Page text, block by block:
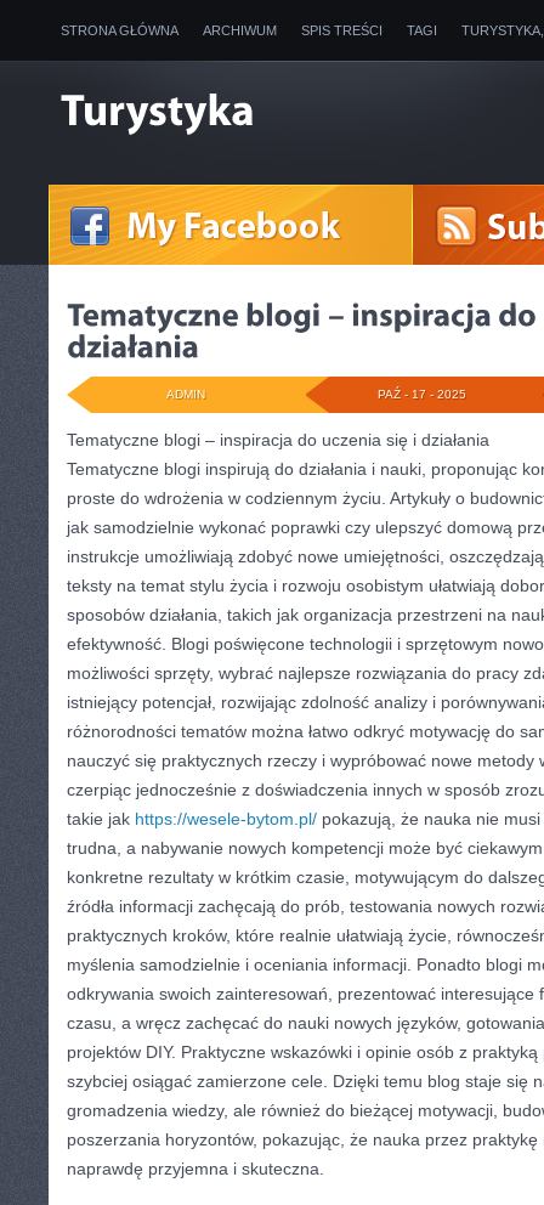
STRONA GŁÓWNA ARCHIWUM SPIS TREŚCI TAGI
PAŹ - 17 - 2025
ADMIN
Tematyczne blogi – inspiracja do uczenia się i działania
Tematyczne blogi inspirują do działania i nauki, proponując
proste do wdrożenia w codziennym życiu. Artykuły o
jak samodzielnie wykonać poprawki czy ulepszyć domową
instrukcje umożliwiają zdobyć nowe umiejętności,
teksty na temat stylu życia i rozwoju osobistym ułatwiają
sposobów działania, takich jak organizacja przestrzeni na
efektywność. Blogi poświęcone technologii i sprzętowym
możliwości sprzęty, wybrać najlepsze rozwiązania do pracy
istniejący potencjał, rozwijając zdolność analizy i
różnorodności tematów można łatwo odkryć motywację do
nauczyć się praktycznych rzeczy i wypróbować nowe metody
czerpiąc jednocześnie z doświadczenia innych w sposób
takie jak https://wesele-bytom.pl/ pokazują, że nauka nie
trudna, a nabywanie nowych kompetencji może być
konkretne rezultaty w krótkim czasie, motywującym do
źródła informacji zachęcają do prób, testowania nowych
praktycznych kroków, które realnie ułatwiają życie,
myślenia samodzielnie i oceniania informacji. Ponadto blogi
odkrywania swoich zainteresowań, prezentować interesujące
czasu, a wręcz zachęcać do nauki nowych języków,
projektów DIY. Praktyczne wskazówki i opinie osób z praktyką
szybciej osiągać zamierzone cele. Dzięki temu blog staje się
gromadzenia wiedzy, ale również do bieżącej motywacji,
poszerzania horyzontów, pokazując, że nauka przez
naprawdę przyjemna i skuteczna.